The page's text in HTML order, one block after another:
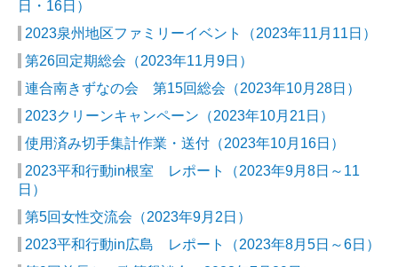
日・16日）
2023泉州地区ファミリーイベント
（2023年11月11日）
第26回定期総会 （2023年11月9日）
連合南きずなの会 第15回総会 （2023年10月28日）
2023クリーンキャンペーン （2023年10月21日）
使用済み切手集計作業・送付 （2023年10月16日）
2023平和行動in根室 レポート
（2023年9月8日～11
日）
第5回女性交流会 （2023年9月2日）
2023平和行動in広島 レポート
（2023年8月5日～6日）